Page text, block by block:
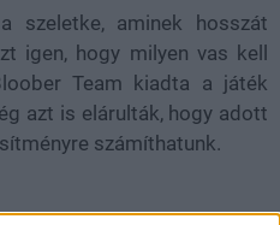
szeletke, aminek hosszát
igen, hogy milyen vas kell
Team kiadta a játék
azt is elárulták, hogy adott
számíthatunk.